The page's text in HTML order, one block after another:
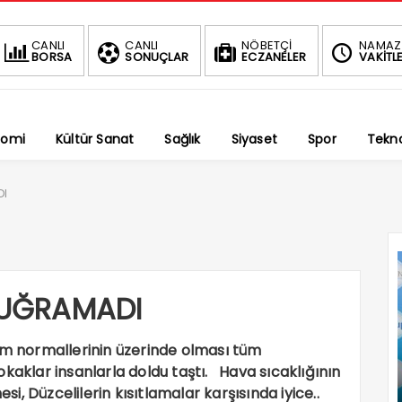
CANLI
BORSA
CANLI
SONUÇLAR
NÖBETÇİ
ECZANELER
NAMAZ
DOLAR
% 47,7027
EURO
% 55,0362
ALTIN
%1,80 6,609,61
BIST
-0.34%
Kültür Sanat Sağlık Siyaset Spor
normallerinin üzerinde olması tüm
insanlarla doldu taştı. Hava sıcaklığının
Düzcelilerin kısıtlamalar karşısında iyice..